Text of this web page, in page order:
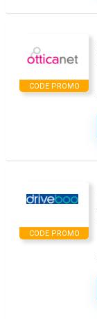
CODE PROMO
CODE PROMO